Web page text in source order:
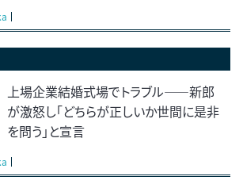
上場企業結婚式場でトラブル――新郎
が激怒し「どちらが正しいか世間に是非
を問う」と宣言